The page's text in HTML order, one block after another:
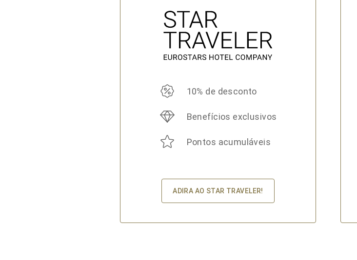
10% de desconto
Benefícios exclusivos
Pontos acumuláveis
ADIRA AO STAR TRAVELER!